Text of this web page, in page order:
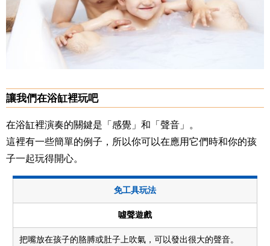
讓我們在浴缸裡玩吧
在浴缸裡演奏的關鍵是「感覺」和「聲音」。
這裡有一些簡單的例子，所以你可以在應用它們時和你的孩
子一起玩得開心。
免工具玩法
噓聲遊戲
把嘴放在孩子的胳膊或肚子上吹氣，可以發出很大的聲音。